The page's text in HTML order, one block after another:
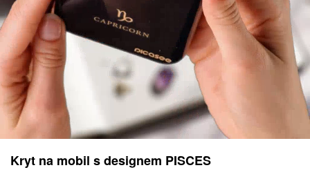
Kryt na mobil s designem PISCES